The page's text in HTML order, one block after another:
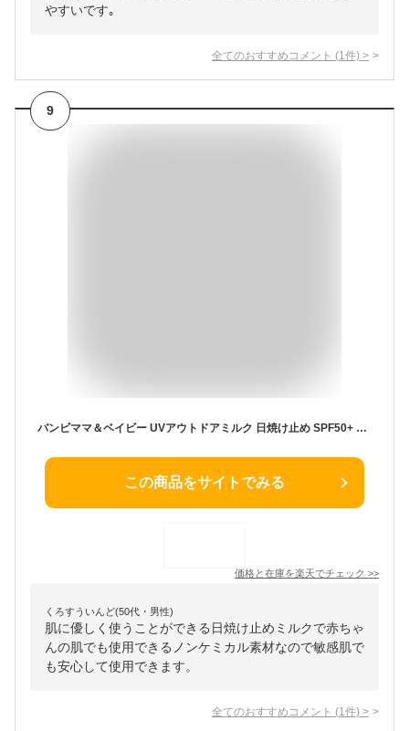
やすいです｡
全てのおすすめコメント (1 件) >
9
バンビママ＆ベイビー UVアウトドアミルク 日焼け止め SPF50+ PA++++ UVケア ノンケミカル ベビー 子ども こども 赤ちゃん ウォータープルーフ UV オーガニック からだ キッズ 子供用 せっけん ミルク 日焼け止め乳液 敏感肌 紫外線対策 国産 送料無料
この商品をサイトでみる
価格と在庫を楽天でチェック >>
くろすういんど(50代・男性)
肌に優しく使うことができる日焼け止めミルクで赤ちゃ
んの肌でも使用できるノンケミカル素材なので敏感肌で
も安心して使用できます。
全てのおすすめコメント (1 件) >